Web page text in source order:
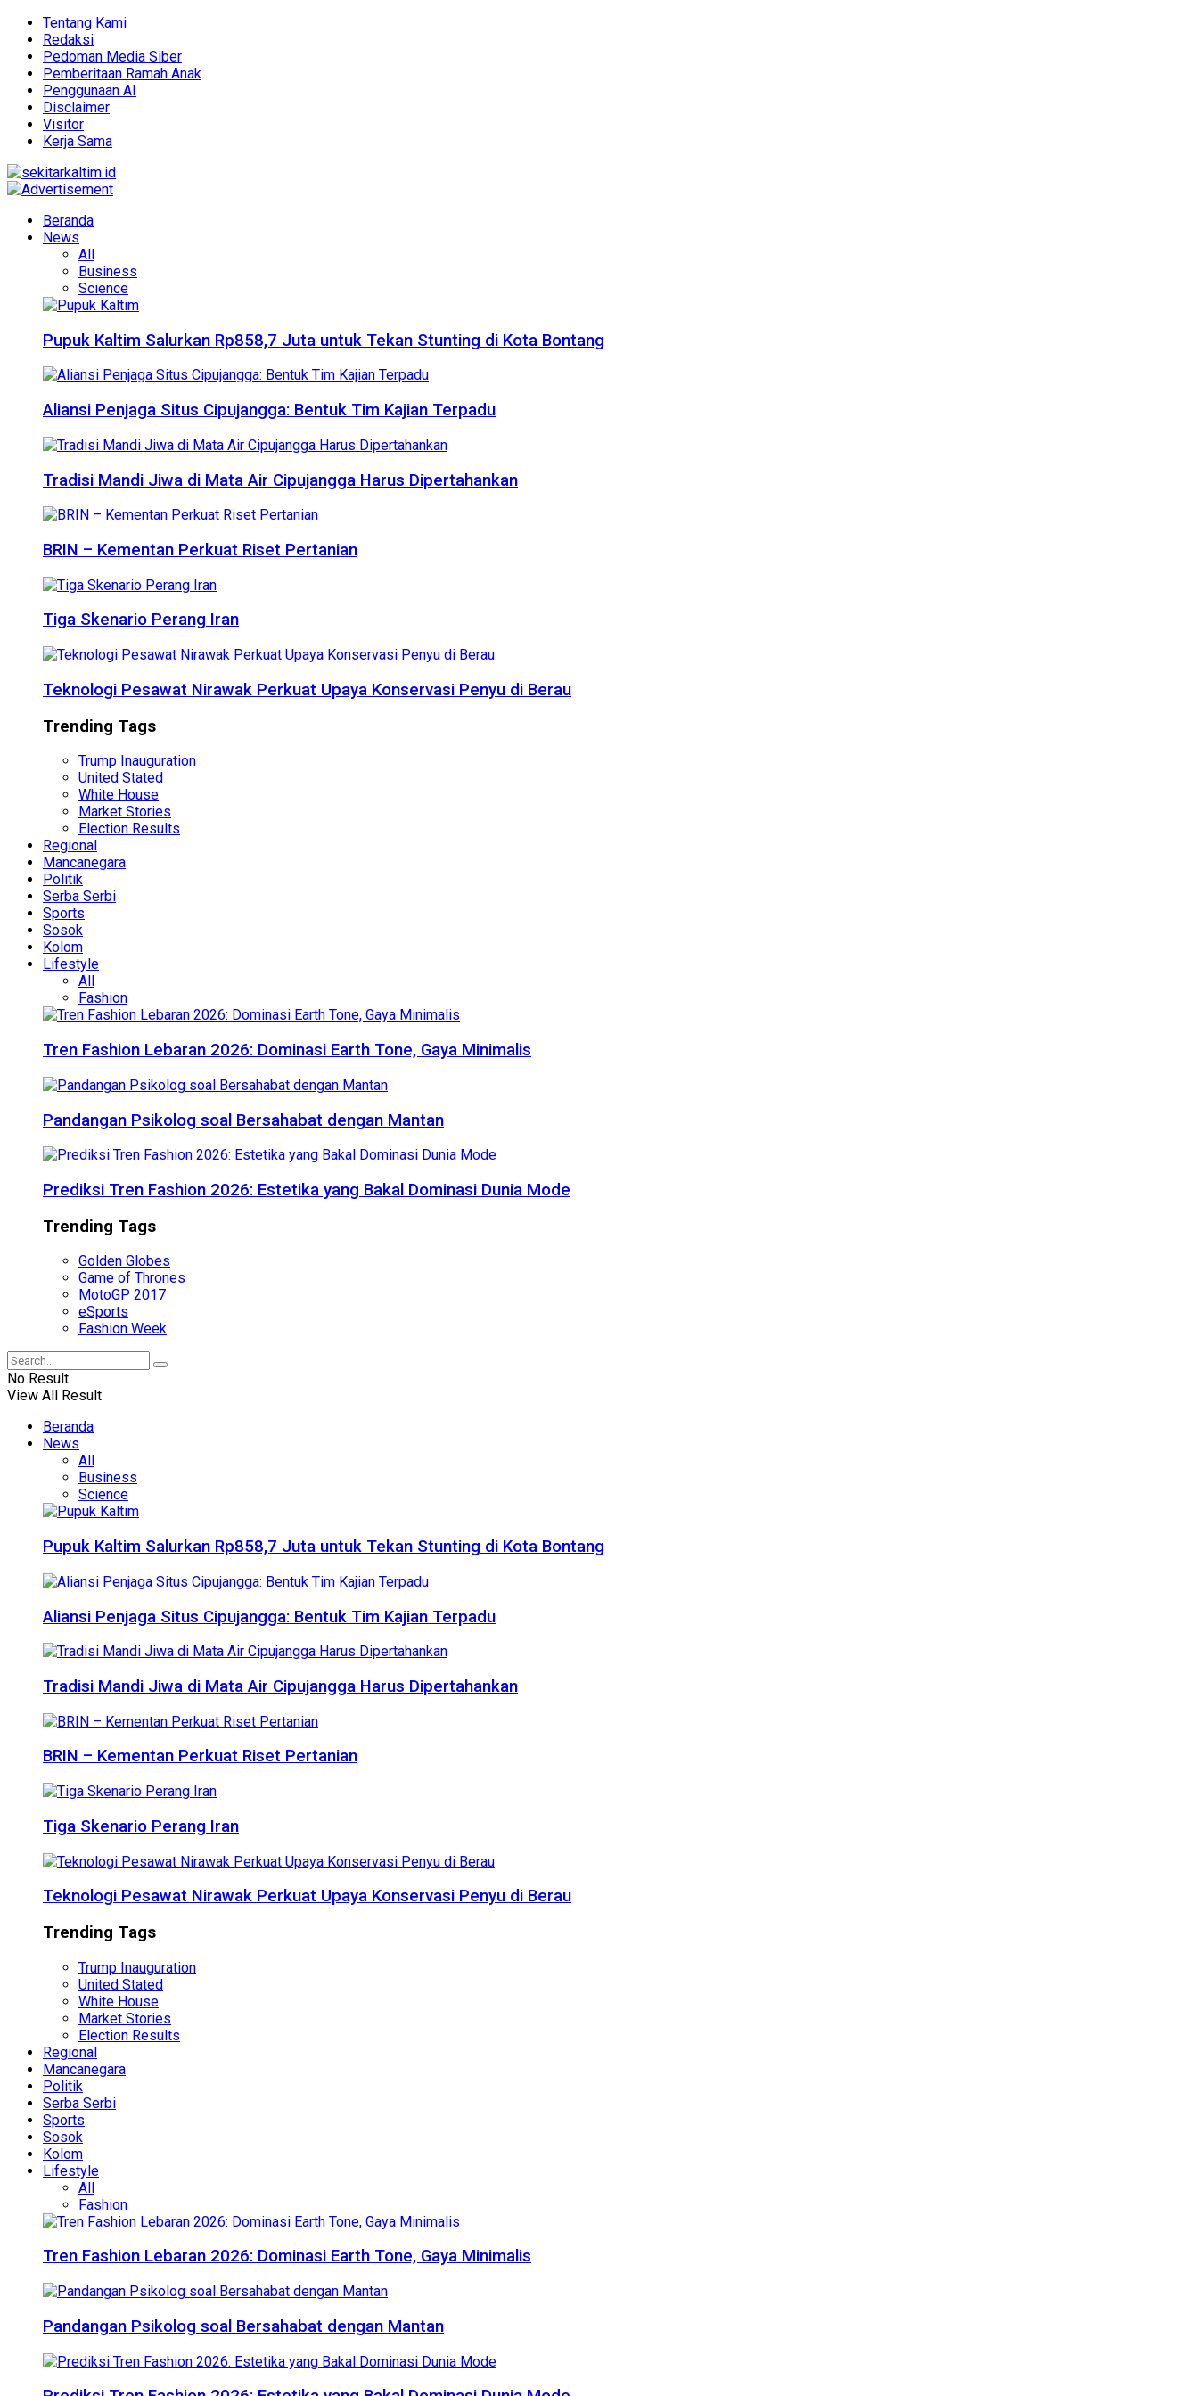
Tentang Kami
Redaksi
Pedoman Media Siber
Pemberitaan Ramah Anak
Penggunaan AI
Disclaimer
Visitor
Kerja Sama
Beranda
News
All
Business
Science
Pupuk Kaltim Salurkan Rp858,7 Juta untuk Tekan Stunting di Kota Bontang
Aliansi Penjaga Situs Cipujangga: Bentuk Tim Kajian Terpadu
Tradisi Mandi Jiwa di Mata Air Cipujangga Harus Dipertahankan
BRIN – Kementan Perkuat Riset Pertanian
Tiga Skenario Perang Iran
Teknologi Pesawat Nirawak Perkuat Upaya Konservasi Penyu di Berau
Trending Tags
Trump Inauguration
United Stated
White House
Market Stories
Election Results
Regional
Mancanegara
Politik
Serba Serbi
Sports
Sosok
Kolom
Lifestyle
All
Fashion
Tren Fashion Lebaran 2026: Dominasi Earth Tone, Gaya Minimalis
Pandangan Psikolog soal Bersahabat dengan Mantan
Prediksi Tren Fashion 2026: Estetika yang Bakal Dominasi Dunia Mode
Trending Tags
Golden Globes
Game of Thrones
MotoGP 2017
eSports
Fashion Week
No Result
View All Result
Beranda
News
All
Business
Science
Pupuk Kaltim Salurkan Rp858,7 Juta untuk Tekan Stunting di Kota Bontang
Aliansi Penjaga Situs Cipujangga: Bentuk Tim Kajian Terpadu
Tradisi Mandi Jiwa di Mata Air Cipujangga Harus Dipertahankan
BRIN – Kementan Perkuat Riset Pertanian
Tiga Skenario Perang Iran
Teknologi Pesawat Nirawak Perkuat Upaya Konservasi Penyu di Berau
Trending Tags
Trump Inauguration
United Stated
White House
Market Stories
Election Results
Regional
Mancanegara
Politik
Serba Serbi
Sports
Sosok
Kolom
Lifestyle
All
Fashion
Tren Fashion Lebaran 2026: Dominasi Earth Tone, Gaya Minimalis
Pandangan Psikolog soal Bersahabat dengan Mantan